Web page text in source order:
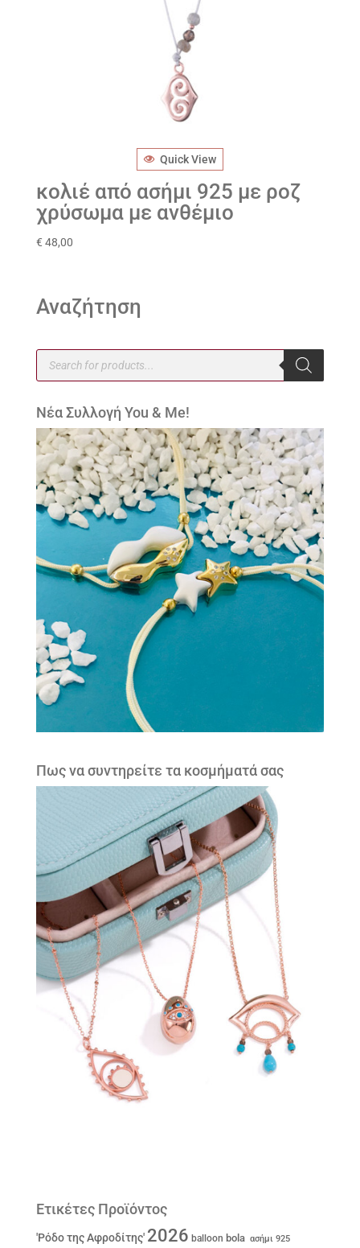
Quick View
κολιέ από ασήμι 925 με ροζ
χρύσωμα με ανθέμιο
€ 48,00
Αναζήτηση
Products
search
Νέα Συλλογή You & Me!
Πως να συντηρείτε τα κοσμήματά σας
Ετικέτες Προϊόντος
'Ρόδο της Αφροδίτης' 2026 balloon bola ασήμι 925